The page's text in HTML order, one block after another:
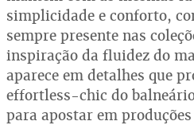
simplicidade e conforto,
sempre presente nas
inspiração da fluidez do
aparece em detalhes que
effortless-chic do
para apostar em